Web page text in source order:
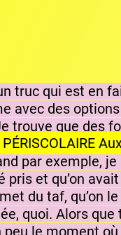
truc qui est
avec des
trouve que des
je ne sais
par exemple,
et qu’on
du taf, qu’on
quoi. Alors
le moment
la jouent nature